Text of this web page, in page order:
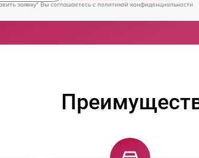
заявку" Вы соглашаетесь c политикой конфиденциальности